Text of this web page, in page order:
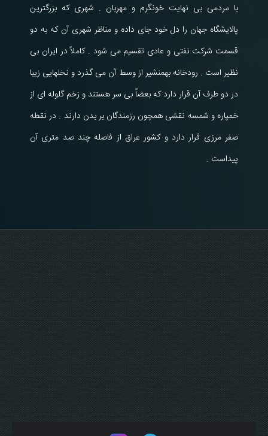
با مردمی بی نهایت خونگرم و مهربان . شهری که بزرگترین
پالایشگاه جهان را دل خود جای داده و مناظر شهری آن که به دو
قسمت شرکت نفتی و عادی تقسیم می شود . کاملاً در ایران بی
نظیر است . رودخانه بهمنشیر از وسط آن می گذرد و نخلهایی زیبا
در دو طرف آن قرار دارد که بعضاً بی سر هستند و زخم گلوله ای از
خمپاره و شمسه نقشی همچون رزمندگان بر بدن دارند . در نقطه
صفر مرزی قرار دارد و کشور عراق از فاصله چند صد متری آن
پیداست .